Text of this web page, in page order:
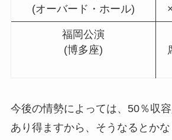
(オーバード・ホール)
福岡公演
(博多座)
今後の情勢によっては、50％収
あり得ますから、そうなるとか